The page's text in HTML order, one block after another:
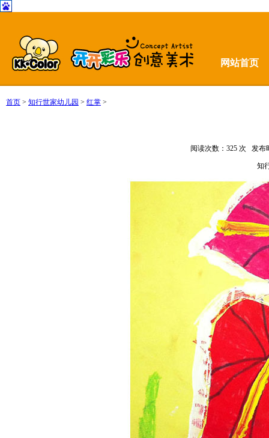
网站首页
首页 > 知行世家幼儿园 > 红掌 >
阅读次数： 325 次 发布
知